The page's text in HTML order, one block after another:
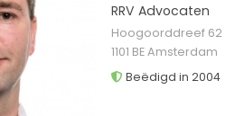
RRV Advocaten
Hoogoorddreef 62
1101 BE Amsterdam
Beëdigd in 2004